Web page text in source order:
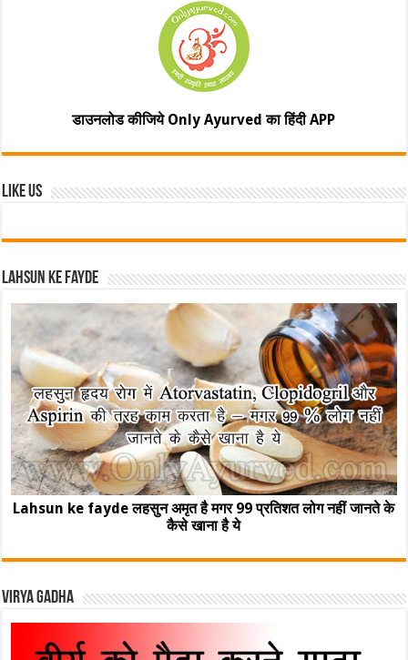
डाउनलोड कीजिये Only Ayurved का हिंदी APP
Like Us
Lahsun ke fayde
Lahsun ke fayde लहसुन अमृत है मगर 99 प्रतिशत लोग नहीं जानते के
कैसे खाना है ये
Virya Gadha